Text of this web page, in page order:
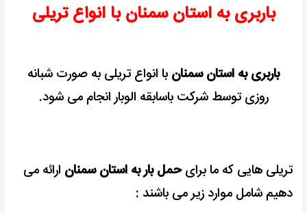
باربری به استان سمنان با انواع تریلی
باربری به استان سمنان با انواع تریلی به صورت شبانه
روزی توسط شرکت باسابقه الوبار انجام می شود.
تریلی هایی که ما برایحمل بار به استان سمنان ارائه می
دهیم شامل موارد زیر می باشند :